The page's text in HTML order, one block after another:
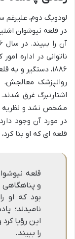
در قلعه نیوشوان
۱۸۸۶، دستگیر و
روانپزشک معالجش،
اشتارنبرگ غرق
مشخص نشد و نظریه
در مورد آن وجود
قلعه ای که او بنا کرد،
قلعه
و پناهگاهی
بود که او
نامیدند؛
این رؤیا
را ببیند.